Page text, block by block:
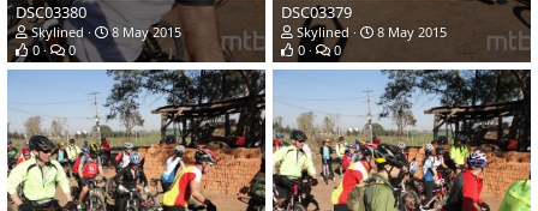
DSC03380
Skylined
8 May 2015
0
0
DSC03379
Skylined
8 May 2015
0
0